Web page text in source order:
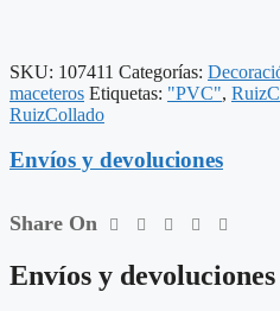
150
CM
SKU: 107411 Categorías:
maceteros Etiquetas: "PVC",
RuizCollado
Envíos y devoluciones
Share On
Envíos y devoluciones